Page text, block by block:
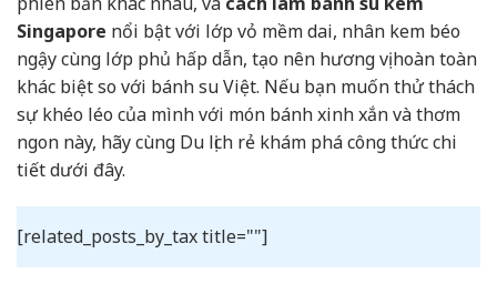
Singapore nổi bật với lớp vỏ mềm dai, nhân kem béo
ngậy cùng lớp phủ hấp dẫn, tạo nên hương vị hoàn toàn
khác biệt so với bánh su Việt. Nếu bạn muốn thử thách
sự khéo léo của mình với món bánh xinh xắn và thơm
ngon này, hãy cùng Du lịch rẻ khám phá công thức chi
tiết dưới đây.
[related_posts_by_tax title=""]